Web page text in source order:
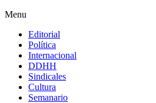
Menu
Editorial
Política
Internacional
DDHH
Sindicales
Cultura
Semanario